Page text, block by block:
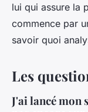
lui qui assure la
commence par
savoir quoi
Les
J'ai lancé